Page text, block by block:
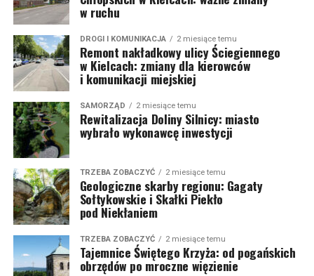
w ruchu
DROGI I KOMUNIKACJA 2 miesiące temu
Remont nakładkowy ulicy Ściegiennego
w Kielcach: zmiany dla kierowców
i komunikacji miejskiej
SAMORZĄD 2 miesiące temu
Rewitalizacja Doliny Silnicy: miasto
wybrało wykonawcę inwestycji
TRZEBA ZOBACZYĆ 2 miesiące temu
Geologiczne skarby regionu: Gagaty
Sołtykowskie i Skałki Piekło
pod Niekłaniem
TRZEBA ZOBACZYĆ 2 miesiące temu
Tajemnice Świętego Krzyża: od pogańskich
obrzędów po mroczne więzienie